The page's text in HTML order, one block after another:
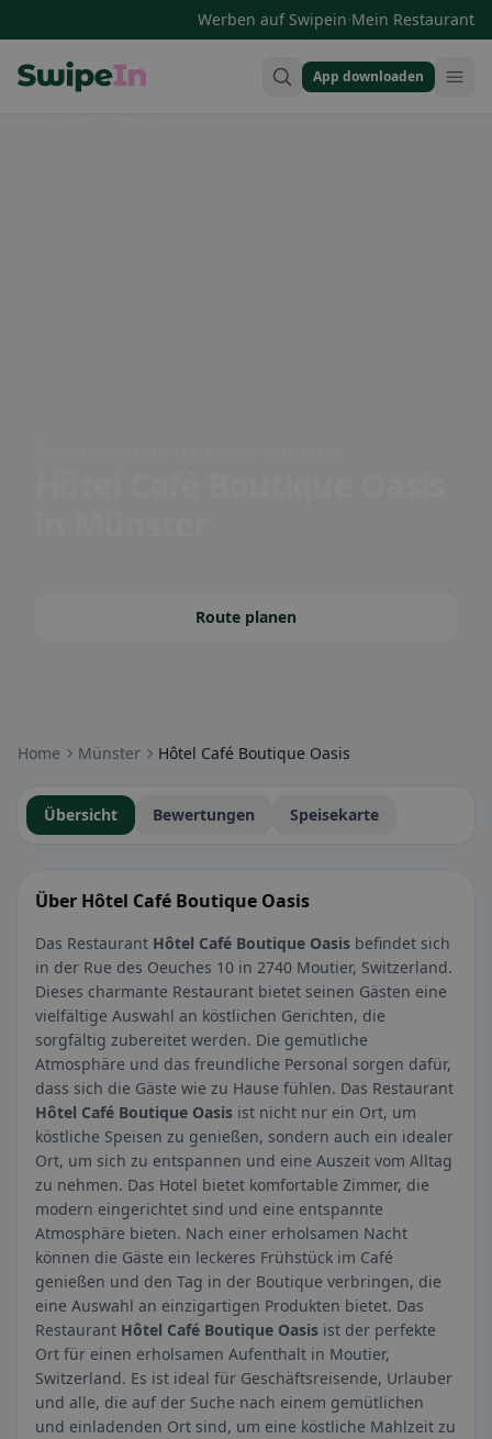
Werben auf Swipein·Mein Restaurant
App downloaden
Route planen
Home Münster Hôtel Café Boutique Oasis
Übersicht Bewertungen Speisekarte
Über Hôtel Café Boutique Oasis
Das Restaurant Hôtel Café Boutique Oasis befindet sich
in der Rue des Oeuches 10 in 2740 Moutier, Switzerland.
Dieses charmante Restaurant bietet seinen Gästen eine
vielfältige Auswahl an köstlichen Gerichten, die
sorgfältig zubereitet werden. Die gemütliche
Atmosphäre und das freundliche Personal sorgen dafür,
dass sich die Gäste wie zu Hause fühlen. Das Restaurant
Hôtel Café Boutique Oasis ist nicht nur ein Ort, um
köstliche Speisen zu genießen, sondern auch ein idealer
Ort, um sich zu entspannen und eine Auszeit vom Alltag
zu nehmen. Das Hotel bietet komfortable Zimmer, die
modern eingerichtet sind und eine entspannte
Atmosphäre bieten. Nach einer erholsamen Nacht
können die Gäste ein leckeres Frühstück im Café
genießen und den Tag in der Boutique verbringen, die
eine Auswahl an einzigartigen Produkten bietet. Das
Restaurant Hôtel Café Boutique Oasis ist der perfekte
Ort für einen erholsamen Aufenthalt in Moutier,
Switzerland. Es ist ideal für Geschäftsreisende, Urlauber
und alle, die auf der Suche nach einem gemütlichen
und einladenden Ort sind, um eine köstliche Mahlzeit zu